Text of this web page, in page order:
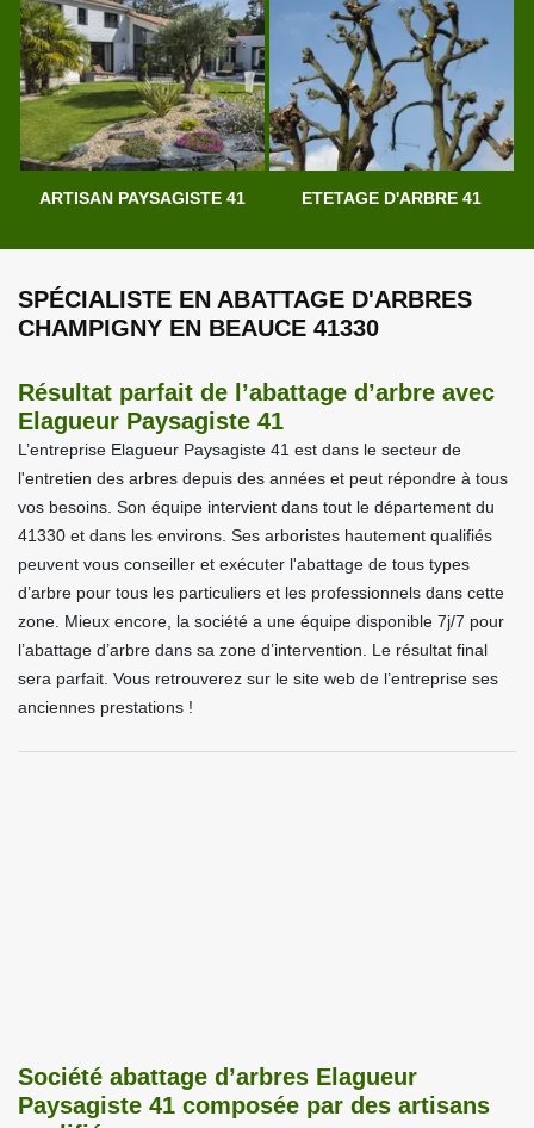
ARTISAN PAYSAGISTE 41 ETETAGE D'ARBRE 41
SPÉCIALISTE EN ABATTAGE D'ARBRES
CHAMPIGNY EN BEAUCE 41330
Résultat parfait de l’abattage d’arbre avec
Elagueur Paysagiste 41
L’entreprise Elagueur Paysagiste 41 est dans le secteur de
l'entretien des arbres depuis des années et peut répondre à tous
vos besoins. Son équipe intervient dans tout le département du
41330 et dans les environs. Ses arboristes hautement qualifiés
peuvent vous conseiller et exécuter l'abattage de tous types
d’arbre pour tous les particuliers et les professionnels dans cette
zone. Mieux encore, la société a une équipe disponible 7j/7 pour
l’abattage d’arbre dans sa zone d’intervention. Le résultat final
sera parfait. Vous retrouverez sur le site web de l’entreprise ses
anciennes prestations !
Société abattage d’arbres Elagueur
Paysagiste 41 composée par des artisans